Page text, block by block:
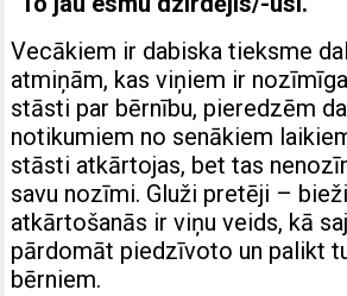
Vecākiem ir dabiska tieksme
atmiņām, kas viņiem ir
stāsti par bērnību, pieredzēm
notikumiem no senākiem
stāsti atkārtojas, bet tas
savu nozīmi. Gluži pretēji –
atkārtošanās ir viņu veids, kā
pārdomāt piedzīvoto un palikt
bērniem.